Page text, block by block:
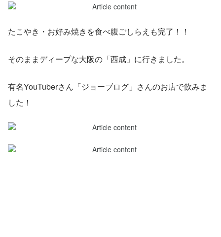
たこやき・お好み焼きを食べ腹ごしらえも完了！！
そのままディープな大阪の「西成」に行きました。
有名YouTuberさん「ジョーブログ」さんのお店で飲みま
した！